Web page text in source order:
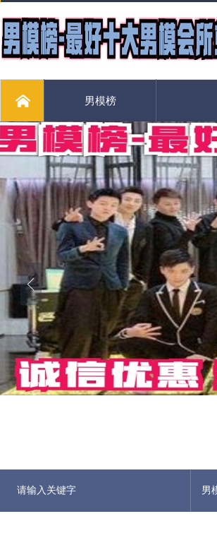
男模榜
男